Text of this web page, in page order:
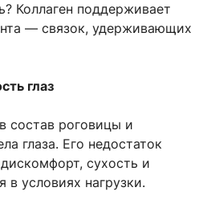
Коллаген поддерживает
— связок, удерживающих
глаз
состав роговицы и
глаза. Его недостаток
сухость и
в условиях нагрузки.